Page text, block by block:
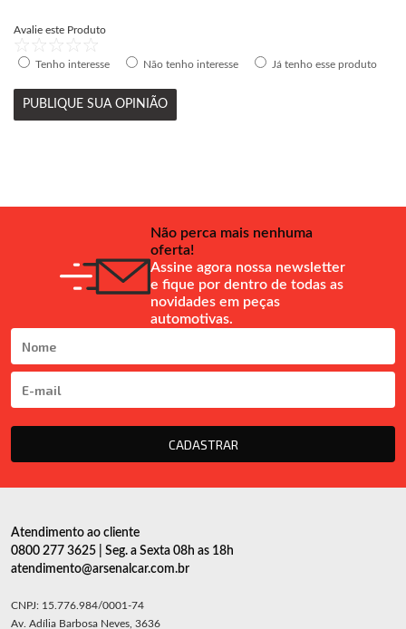
Avalie este Produto
Tenho interesse Não tenho interesse Já tenho esse produto
PUBLIQUE SUA OPINIÃO
Não perca mais nenhuma
oferta!
Assine agora nossa newsletter
e fique por dentro de todas as
novidades em peças
automotivas.
CADASTRAR
Atendimento ao cliente
0800 277 3625 | Seg. a Sexta 08h as 18h
atendimento@arsenalcar.com.br
CNPJ: 15.776.984/0001-74
Av. Adília Barbosa Neves, 3636